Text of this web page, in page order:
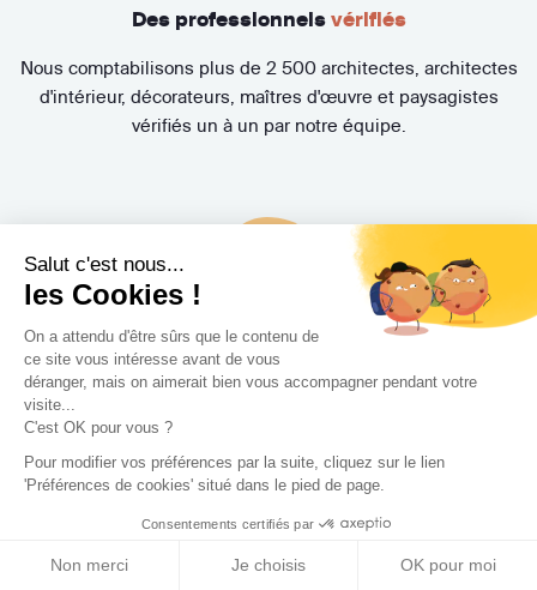
Salut c'est nous...
les Cookies !
On a attendu d'être sûrs que le contenu de
ce site vous intéresse avant de vous
déranger, mais on aimerait bien vous accompagner pendant votre
visite...
C'est OK pour vous ?
Pour modifier vos préférences par la suite, cliquez sur le lien
'Préférences de cookies' situé dans le pied de page.
Consentements certifiés par
Non merci Je choisis OK pour moi
Des professionnels vérifiés
Nous comptabilisons plus de 2 500 architectes, architectes
d'intérieur, décorateurs, maîtres d'œuvre et paysagistes
vérifiés un à un par notre équipe.
Un accompagnement de A à Z
Nos Experts Travaux vous aident à trouver le Concepteur
(architecte, architecte d'intérieur, décorateur, maître
d'œuvre, paysagiste) idéal et suivent l'évolution de votre
projet. Bénéficiez également de la Protection Juridique
Travaux MMA offerte et de nombreuses garanties
exclusives.